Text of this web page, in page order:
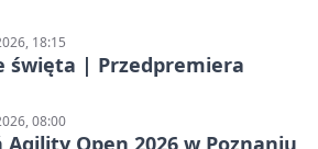
18:15
święta | Przedpremiera
08:00
Agility Open 2026 w Poznaniu